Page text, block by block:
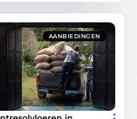
AANBIEDINGEN